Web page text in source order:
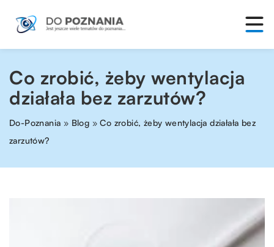
Co zrobić, żeby wentylacja
działała bez zarzutów?
Do-Poznania » Blog »Co zrobić, żeby wentylacja działała bez
zarzutów?